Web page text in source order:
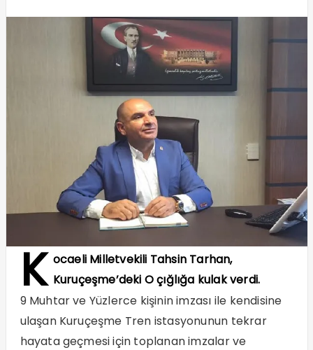
K ocaeli Milletvekili Tahsin Tarhan,
Kuruçeşme’deki O çığlığa kulak verdi.
9 Muhtar ve Yüzlerce kişinin imzası ile kendisine
ulaşan Kuruçeşme Tren istasyonunun tekrar
hayata geçmesi için toplanan imzalar ve